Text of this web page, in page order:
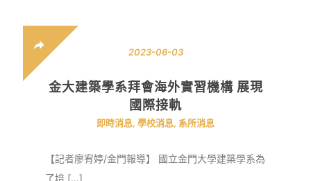
2023-06-03
金大建築學系拜會海外實習機構 展現
國際接軌
即時消息, 學校消息, 系所消息
【記者廖宥婷/金門報導】 國立金門大學建築學系為
了培 […]